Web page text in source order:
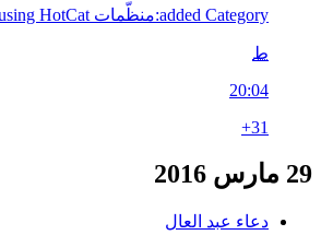
added Category:منظّمات using HotCat
ط
20:04
+31
29 مارس 2016
دعاء عبد العال